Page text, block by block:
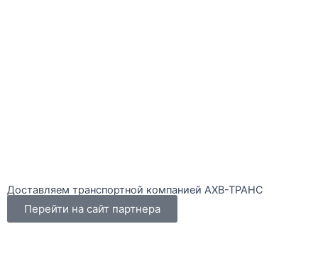
Доставляем транспортной компанией АХВ-ТРАНС
Перейти на сайт партнера